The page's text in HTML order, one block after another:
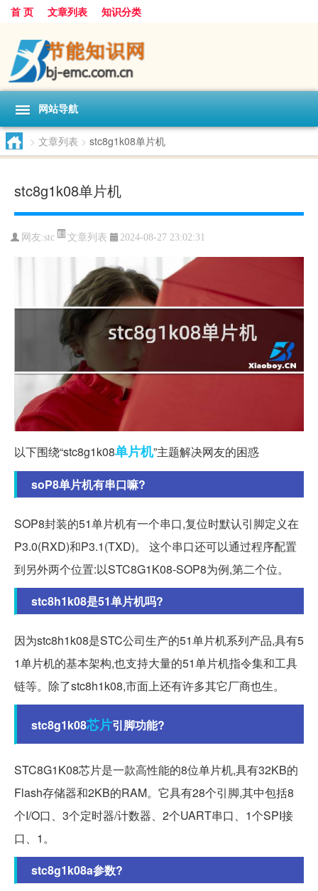
首 页 文章列表 知识分类
网站导航
> 文章列表 > stc8g1k08单片机
stc8g1k08单片机
网友:stc 文章列表 2024-08-27 23:02:31
以下围绕“stc8g1k08单片机”主题解决网友的困惑
soP8单片机有串口嘛?
SOP8封装的51单片机有一个串口,复位时默认引脚定义在
P3.0(RXD)和P3.1(TXD)。 这个串口还可以通过程序配置
到另外两个位置:以STC8G1K08-SOP8为例,第二个位。
stc8h1k08是51单片机吗?
因为stc8h1k08是STC公司生产的51单片机系列产品,具有5
1单片机的基本架构,也支持大量的51单片机指令集和工具
链等。除了stc8h1k08,市面上还有许多其它厂商也生。
stc8g1k08芯片引脚功能?
STC8G1K08芯片是一款高性能的8位单片机,具有32KB的
Flash存储器和2KB的RAM。它具有28个引脚,其中包括8
个I/O口、3个定时器/计数器、2个UART串口、1个SPI接
口、1。
stc8g1k08a参数?